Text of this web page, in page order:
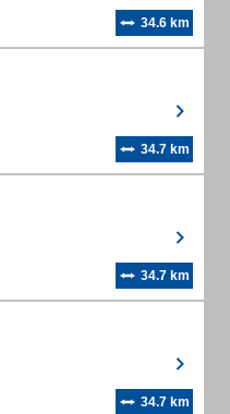
34.6 km
34.7 km
34.7 km
34.7 km